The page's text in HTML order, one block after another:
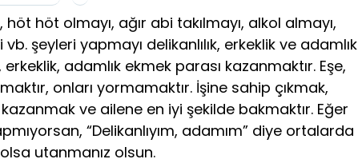
höt olmayı, ağır abi takılmayı, alkol almayı,
şeyleri yapmayı delikanlılık, erkeklik ve adamlık
erkeklik, adamlık ekmek parası kazanmaktır. Eşe,
onları yormamaktır. İşine sahip çıkmak,
ve ailene en iyi şekilde bakmaktır. Eğer
“Delikanlıyım, adamım” diye ortalarda
utanmanız olsun.